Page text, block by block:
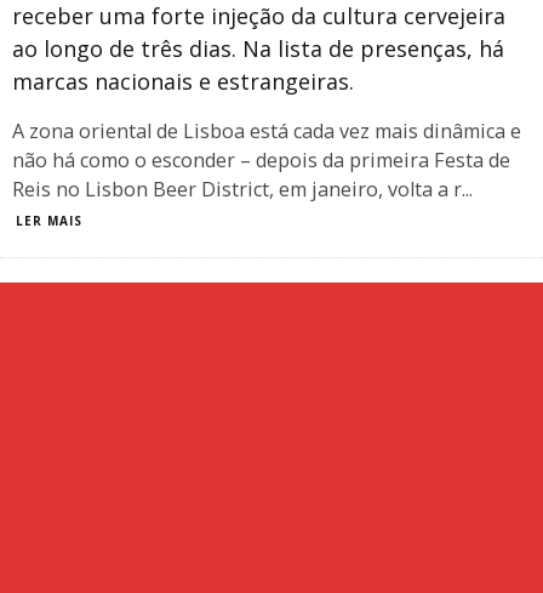
receber uma forte injeção da cultura cervejeira
ao longo de três dias. Na lista de presenças, há
marcas nacionais e estrangeiras.
A zona oriental de Lisboa está cada vez mais dinâmica e
não há como o esconder – depois da primeira Festa de
Reis no Lisbon Beer District, em janeiro, volta a r...
LER MAIS